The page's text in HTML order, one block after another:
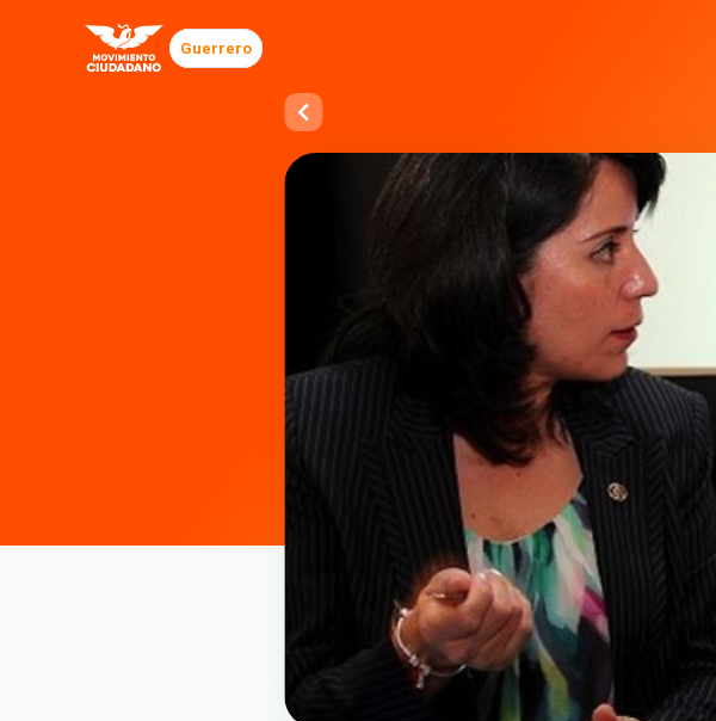
Guerrero